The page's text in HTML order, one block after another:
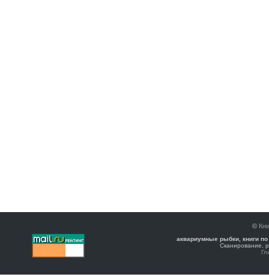
©
аквариумные рыбки, книги
Сканирование,